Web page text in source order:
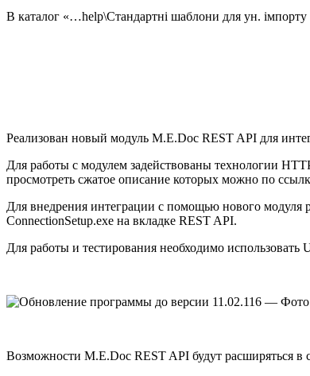
В каталог «…help\Стандартні шаблони для ун.
Реализован новый модуль M.E.Doc REST API для
Для работы с модулем задействованы технологии
просмотреть сжатое описание которых можно по
Для внедрения интеграции с помощью нового модуля
ConnectionSetup.exe на вкладке REST API.
Для работы и тестирования необходимо использовать
Возможности M.E.Doc REST API будут расширяться